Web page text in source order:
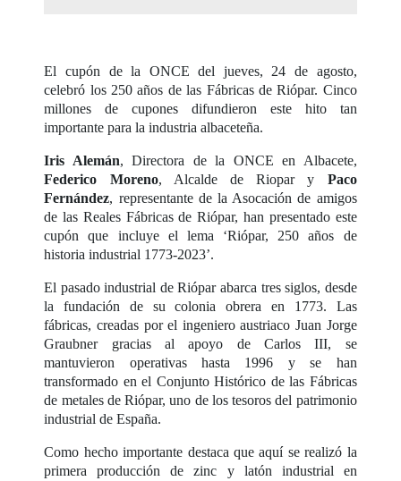
El cupón de la ONCE del jueves, 24 de agosto,
celebró los 250 años de las Fábricas de Riópar. Cinco
millones de cupones difundieron este hito tan
importante para la industria albaceteña.
Iris Alemán, Directora de la ONCE en Albacete,
Federico Moreno, Alcalde de Riopar y Paco
Fernández, representante de la Asocación de amigos
de las Reales Fábricas de Riópar, han presentado este
cupón que incluye el lema ‘Riópar, 250 años de
historia industrial 1773-2023’.
El pasado industrial de Riópar abarca tres siglos, desde
la fundación de su colonia obrera en 1773. Las
fábricas, creadas por el ingeniero austriaco Juan Jorge
Graubner gracias al apoyo de Carlos III, se
mantuvieron operativas hasta 1996 y se han
transformado en el Conjunto Histórico de las Fábricas
de metales de Riópar, uno de los tesoros del patrimonio
industrial de España.
Como hecho importante destaca que aquí se realizó la
primera producción de zinc y latón industrial en